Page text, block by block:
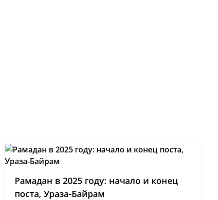
Рамадан в 2025 году: начало и конец
поста, Ураза-Байрам